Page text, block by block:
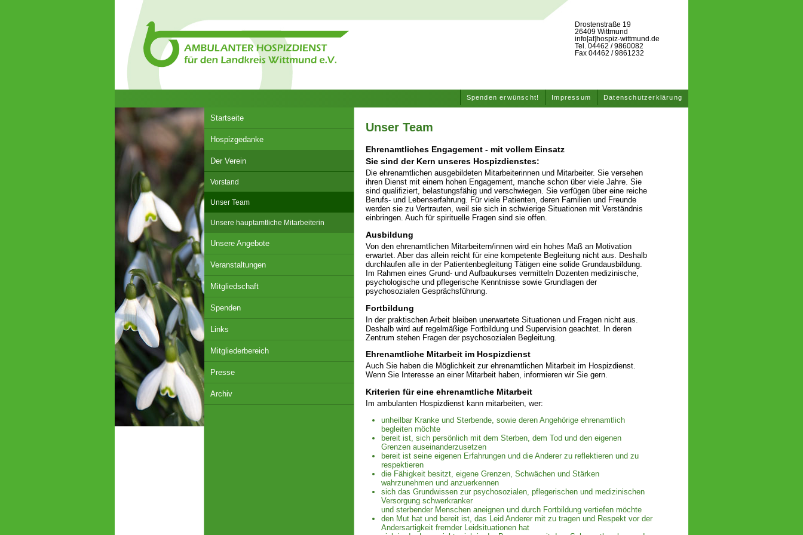
Drostenstraße 19
26409 Wittmund
info[at]hospiz-wittmund.de
Tel. 04462 / 9860082
Fax 04462 / 9861232
Spenden erwünscht! Impressum Datenschutzerklärung
Startseite
Hospizgedanke
Der Verein
Vorstand
Unser Team
Unsere hauptamtliche Mitarbeiterin
Unsere Angebote
Veranstaltungen
Mitgliedschaft
Spenden
Links
Mitgliederbereich
Presse
Archiv
Unser Team
Ehrenamtliches Engagement - mit vollem Einsatz
Sie sind der Kern unseres Hospizdienstes:
Die ehrenamtlichen ausgebildeten Mitarbeiterinnen und Mitarbeiter. Sie versehen
ihren Dienst mit einem hohen Engagement, manche schon über viele Jahre. Sie
sind qualifiziert, belastungsfähig und verschwiegen. Sie verfügen über eine reiche
Berufs- und Lebenserfahrung. Für viele Patienten, deren Familien und Freunde
werden sie zu Vertrauten, weil sie sich in schwierige Situationen mit Verständnis
einbringen. Auch für spirituelle Fragen sind sie offen.
Ausbildung
Von den ehrenamtlichen Mitarbeitern/innen wird ein hohes Maß an Motivation
erwartet. Aber das allein reicht für eine kompetente Begleitung nicht aus. Deshalb
durchlaufen alle in der Patientenbegleitung Tätigen eine solide Grundausbildung.
Im Rahmen eines Grund- und Aufbaukurses vermitteln Dozenten medizinische,
psychologische und pflegerische Kenntnisse sowie Grundlagen der
psychosozialen Gesprächsführung.
Fortbildung
In der praktischen Arbeit bleiben unerwartete Situationen und Fragen nicht aus.
Deshalb wird auf regelmäßige Fortbildung und Supervision geachtet. In deren
Zentrum stehen Fragen der psychosozialen Begleitung.
Ehrenamtliche Mitarbeit im Hospizdienst
Auch Sie haben die Möglichkeit zur ehrenamtlichen Mitarbeit im Hospizdienst.
Wenn Sie Interesse an einer Mitarbeit haben, informieren wir Sie gern.
Kriterien für eine ehrenamtliche Mitarbeit
Im ambulanten Hospizdienst kann mitarbeiten, wer:
unheilbar Kranke und Sterbende, sowie deren Angehörige ehrenamtlich
begleiten möchte
bereit ist, sich persönlich mit dem Sterben, dem Tod und den eigenen
Grenzen auseinanderzusetzen
bereit ist seine eigenen Erfahrungen und die Anderer zu reflektieren und zu
respektieren
die Fähigkeit besitzt, eigene Grenzen, Schwächen und Stärken
wahrzunehmen und anzuerkennen
sich das Grundwissen zur psychosozialen, pflegerischen und medizinischen
Versorgung schwerkranker
und sterbender Menschen aneignen und durch Fortbildung vertiefen möchte
den Mut hat und bereit ist, das Leid Anderer mit zu tragen und Respekt vor der
Andersartigkeit fremder Leidsituationen hat